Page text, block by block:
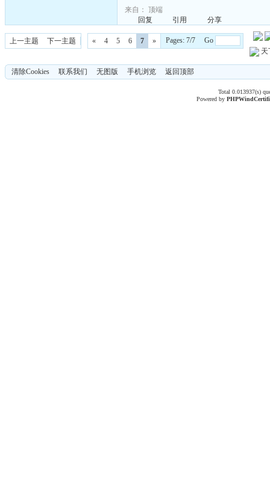
来自： 顶端
回复
引用 分享
上一主题 下一主题 « 4 5 6 7 »
Pages: 7/7 Go
天
清除Cookies 联系我们 无图版 手机浏览 返回顶部
Total 0.013937(s)
Powered byPHPWind